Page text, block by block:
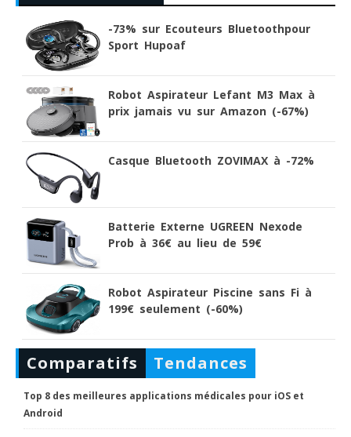
-73% sur Ecouteurs Bluetoothpour
Sport Hupoaf
Robot Aspirateur Lefant M3 Max à
prix jamais vu sur Amazon (-67%)
Casque Bluetooth ZOVIMAX à -72%
Batterie Externe UGREEN Nexode
Prob à 36€ au lieu de 59€
Robot Aspirateur Piscine sans Fi à
199€ seulement (-60%)
Comparatifs Tendances
Top 8 des meilleures applications médicales pour iOS et
Android